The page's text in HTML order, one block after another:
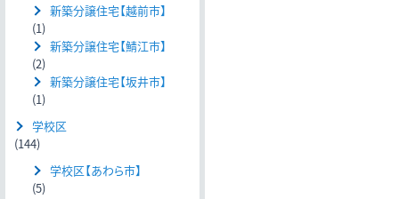
新築分譲住宅【越前市】
(1)
新築分譲住宅【鯖江市】
(2)
新築分譲住宅【坂井市】
(1)
学校区
(144)
学校区【あわら市】
(5)